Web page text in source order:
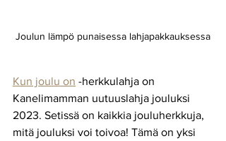
Joulun lämpö punaisessa lahjapakkauksessa
Kun joulu on -herkkulahja on
Kanelimamman uutuuslahja jouluksi
2023. Setissä on kaikkia jouluherkkuja,
mitä jouluksi voi toivoa! Tämä on yksi